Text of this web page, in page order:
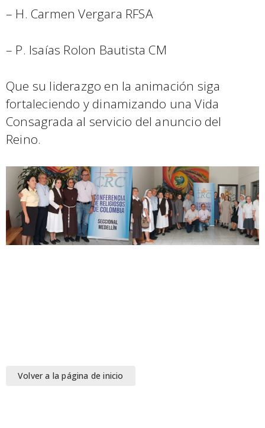
– H. Carmen Vergara RFSA
– P. Isaías Rolon Bautista CM
Que su liderazgo en la animación siga
fortaleciendo y dinamizando una Vida
Consagrada al servicio del anuncio del
Reino.
Volver a la página de inicio